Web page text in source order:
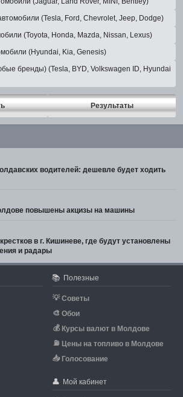
(Tesla, Ford, Chevrolet, Jeep, Dodge)
(Toyota, Honda, Mazda, Nissan, Lexus)
(Hyundai, Kia, Genesis)
бренды) (Tesla, BYD, Volkswagen ID, Hyundai
Результаты
водителей: дешевле будет ходить
повышены акцизы на машины
в г. Кишиневе, где будут установлены
и радары
📚 Полезные
💡 Советы
🎨 Обои
💰 Курсы валют в Молдове
⛽ Цены на топливо в Молдове
📥 Голосование
👤 Мой кабинет